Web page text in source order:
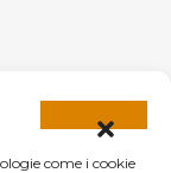
come i cookie